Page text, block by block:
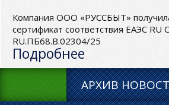
Компания ООО «РУССБЫТ»
сертификат соответствия ЕАЭС RU
RU.ПБ68.В.02304/25
Подробнее
АРХИВ